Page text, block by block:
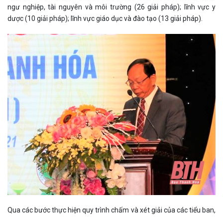
ngư nghiệp, tài nguyên và môi trường (26 giải pháp); lĩnh vực y
dược (10 giải pháp); lĩnh vực giáo dục và đào tạo (13 giải pháp).
Qua các bước thực hiện quy trình chấm và xét giải của các tiểu ban,